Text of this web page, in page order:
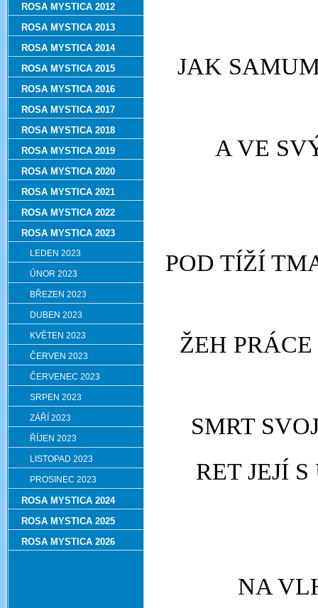
JAK
A VE
POD TÍŽÍ
ŽEH
SMRT
RET JEJÍ
NA
ROSA MYSTICA 2012
ROSA MYSTICA 2013
ROSA MYSTICA 2014
ROSA MYSTICA 2015
ROSA MYSTICA 2016
ROSA MYSTICA 2017
ROSA MYSTICA 2018
ROSA MYSTICA 2019
ROSA MYSTICA 2020
ROSA MYSTICA 2021
ROSA MYSTICA 2022
ROSA MYSTICA 2023
LEDEN 2023
ÚNOR 2023
BŘEZEN 2023
DUBEN 2023
KVĚTEN 2023
ČERVEN 2023
ČERVENEC 2023
SRPEN 2023
ZÁŘÍ 2023
ŘÍJEN 2023
LISTOPAD 2023
PROSINEC 2023
ROSA MYSTICA 2024
ROSA MYSTICA 2025
ROSA MYSTICA 2026